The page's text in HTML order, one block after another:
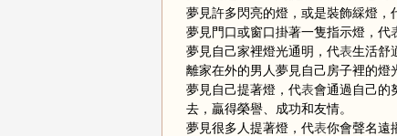
夢見許多閃亮的燈，或是裝飾綵燈，
夢見門口或窗口掛著一隻指示燈，代
夢見自己家裡燈光通明，代表生活舒
離家在外的男人夢見自己房子裡的燈
夢見自己提著燈，代表會通過自己的
去，贏得榮譽、成功和友情。
夢見很多人提著燈，代表你會聲名遠